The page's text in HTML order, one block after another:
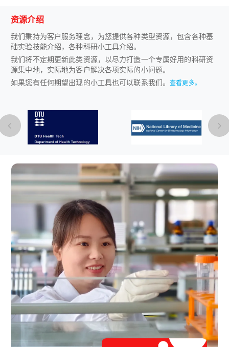
资源介绍
我们秉持为客户服务理念，为您提供各种类型资源，包含各种基
础实验技能介绍，各种科研小工具介绍。
我们将不定期更新此类资源，以尽力打造一个专属好用的科研资
源集中地，实际地为客户解决各项实际的小问题。
如果您有任何期望出现的小工具也可以联系我们。查看更多。